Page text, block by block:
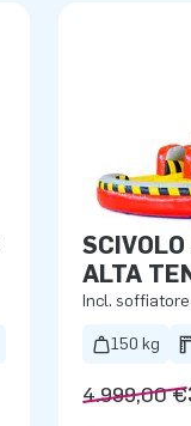
ALTA
Incl. soffiatore
150 kg
4.999,00 €